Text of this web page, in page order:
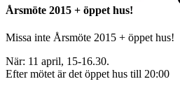
Årsmöte 2015 + öppet hus!
Missa inte Årsmöte 2015 + öppet hus!
När: 11 april, 15-16.30.
Efter mötet är det öppet hus till 20:00